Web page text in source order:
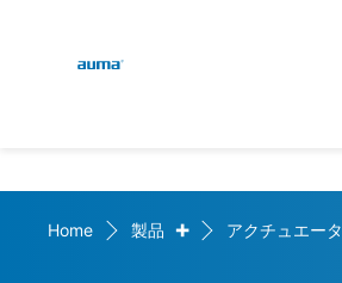
ヨーロッパ
Home 製品 + アクチュエータ